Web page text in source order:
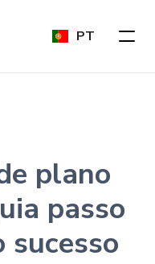
PT
plano
passo
sucesso